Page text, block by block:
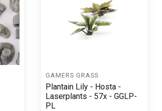
GAMERS GRASS
Plantain Lily - Hosta -
Laserplants - 57x - GGLP-
PL